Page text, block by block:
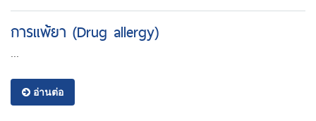
การแพ้ยา (Drug allergy)
อ่านต่อ